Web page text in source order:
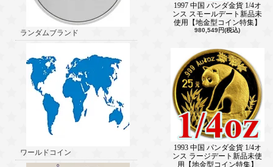
ランダムブランド
ワールドコイン
1997 中国 パンダ金貨 1/4オ
ンス スモールデート新品未
使用【地金型コイン特集】
980,549円(税込)
1993 中国 パンダ金貨 1/4オ
ンス ラージデート新品未使
用【地金型コイン特集】